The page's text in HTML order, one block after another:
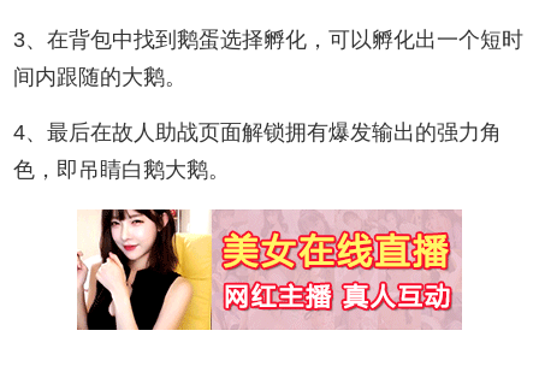
3、在背包中找到鹅蛋选择孵化，可以孵化出一个短时
间内跟随的大鹅。
4、最后在故人助战页面解锁拥有爆发输出的强力角
色，即吊睛白鹅大鹅。